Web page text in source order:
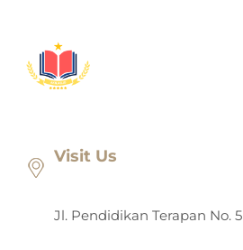
konten
Visit Us
Jl. Pendidikan Terapan No. 5